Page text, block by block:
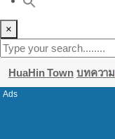
×
HuaHin Town บทความ